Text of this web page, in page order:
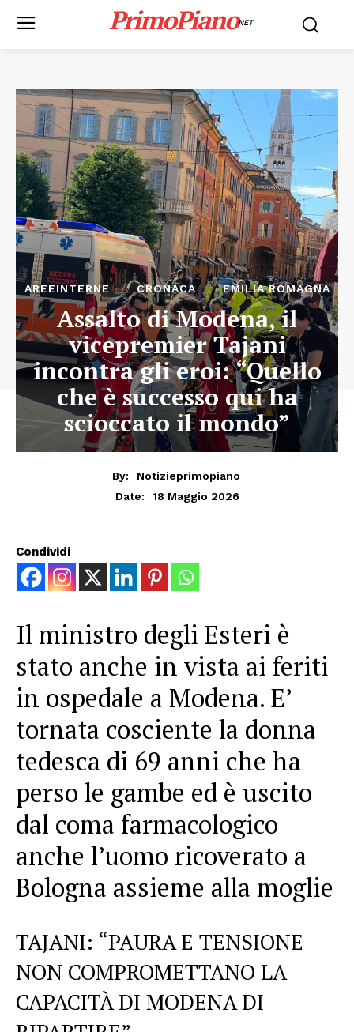
PrimoPianoNET
AREEINTERNE CRONACA EMILIA ROMAGNA
Assalto di Modena, il
vicepremier Tajani
incontra gli eroi: “Quello
che è successo qui ha
scioccato il mondo”
By:
Notizieprimopiano
Date:
18 Maggio 2026
Condividi
Il ministro degli Esteri è
stato anche in vista ai feriti
in ospedale a Modena. E’
tornata cosciente la donna
tedesca di 69 anni che ha
perso le gambe ed è uscito
dal coma farmacologico
anche l’uomo ricoverato a
Bologna assieme alla moglie
TAJANI: “PAURA E TENSIONE
NON COMPROMETTANO LA
CAPACITÀ DI MODENA DI